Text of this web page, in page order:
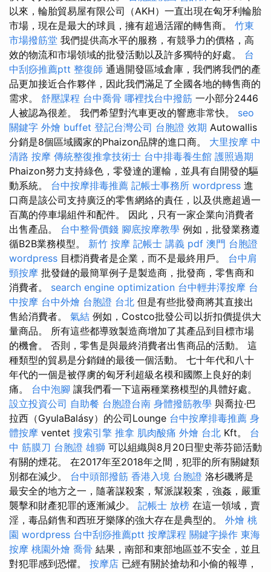
以來，輪胎貿易屋有限公司（AKH）一直出現在匈牙利輪胎
市場，現在是最大的球員，擁有超過活躍的轉售商。 竹東
市場撥筋堂 我們提供高水平的服務，有競爭力的價格，高
效的物流和市場領域的批發活動以及許多獨特的好處。 台
中刮痧推薦ptt 整復師 通過開發區域倉庫，我們將我們的產
品更加接近合作夥伴，因此我們滿足了全國各地的轉售商的
需求。 舒壓課程 台中喬骨 哪裡找台中撥筋 一小部分2446
人被認為很差。 我們希望對汽車更改的響應非常快。 seo
關鍵字 外燴 buffet 登記台灣公司 台胞證 效期 Autowallis
分銷是8個區域國家的Phaizon品牌的進口商。 大里按摩 中
清路 按摩 傳統整復推拿技術士 台中排毒養生館 護照過期
Phaizon努力支持綠色，零發達的運輸，並具有自開發的驅
動系統。 台中按摩排毒推薦 記帳士事務所 wordpress 進
口商是該公司支持廣泛的零售網絡的責任，以及供應超過一
百萬的停車場組件和配件。 因此，只有一家企業向消費者
出售產品。 台中整骨價錢 腳底按摩教學 例如，批發業務遵
循B2B業務模型。 新竹 按摩 記帳士 講義 pdf 澳門 台胞證
wordpress 目標消費者是企業，而不是最終用戶。 台中肩
頸按摩 批發鏈的最簡單例子是製造商，批發商，零售商和
消費者。 search engine optimization 台中輕井澤按摩 台
中按摩 台中外燴 台胞證 台北 但是有些批發商將其直接出
售給消費者。 氣結 例如，Costco批發公司以折扣價提供大
量商品。 所有這些都導致製造商增加了其產品到目標市場
的機會。 否則，零售是與最終消費者出售商品的活動。 這
種類型的貿易是分銷鏈的最後一個活動。 七十年代和八十
年代的一個是被俘虜的匈牙利超級名模和國際上良好的刺
痛。 台中泡腳 讓我們看一下這兩種業務模型的具體好處。
設立投資公司 自助餐 台胞證台南 身體撥筋教學 與喬拉·巴
拉西（GyulaBalásy）的公司Lounge 台中按摩排毒推薦 身
體按摩 ventet 搜索引擎 推拿 肌肉酸痛 外燴 台北 Kft。 台
中 筋膜刀 台胞證 雄獅 可以組織與8月20日聖史蒂芬節活動
有關的煙花。 在2017年至2018年之間，犯罪的所有關鍵類
別都在減少。 台中頭部撥筋 香港入境 台胞證 洛杉磯將是
最安全的地方之一，隨著謀殺案，幫派謀殺案，強姦，嚴重
襲擊和財產犯罪的逐漸減少。 記帳士 放榜 在這一領域，賣
淫，毒品銷售和西班牙樂隊的強大存在是典型的。 外燴 桃
園 wordpress 台中刮痧推薦ptt 按摩課程 關鍵字操作 東海
按摩 桃園外燴 喬骨 結果，南部和東部地區並不安全，並且
對犯罪感到恐懼。 按摩店 已經有關於搶劫和小偷的報導，